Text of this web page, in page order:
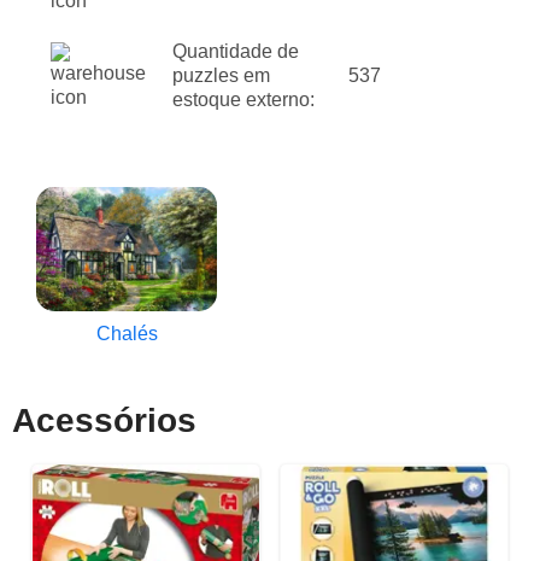
Quantidade de
puzzles em
estoque externo:
537
Chalés
Acessórios